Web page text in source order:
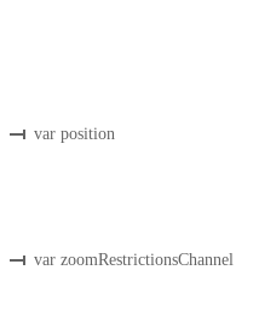
var position
var zoomRestrictionsChannel